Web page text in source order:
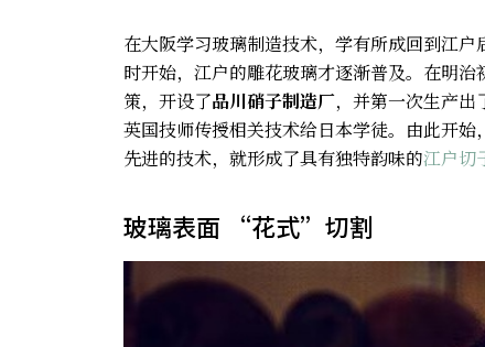
在大阪学习玻璃制造技术，学有所成回到江
时开始，江户的雕花玻璃才逐渐普及。在明
策，开设了品川硝子制造厂，并第一次生产出
英国技师传授相关技术给日本学徒。由此开
先进的技术，就形成了具有独特韵味的江户切
玻璃表面 “花式”切割